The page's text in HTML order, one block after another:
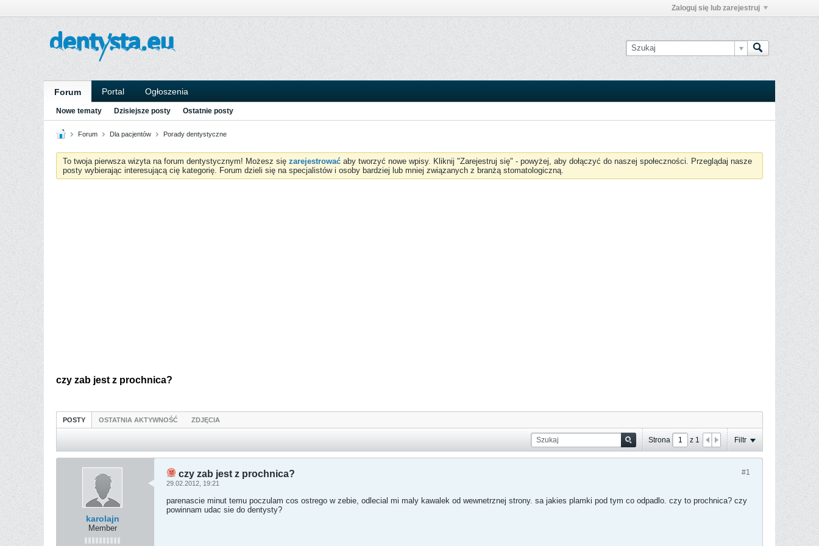
Zaloguj się lub zarejestruj
Forum Portal Ogłoszenia
Nowe tematy Dzisiejsze posty Ostatnie posty
Forum Dla pacjentów Porady dentystyczne
To twoja pierwsza wizyta na forum dentystycznym! Możesz się zarejestrować aby tworzyć nowe wpisy. Kliknij "Zarejestruj się" - powyżej, aby dołączyć do naszej społeczności. Przeglądaj nasze
posty wybierając interesującą cię kategorię. Forum dzieli się na specjalistów i osoby bardziej lub mniej związanych z branżą stomatologiczną.
czy zab jest z prochnica?
POSTY OSTATNIA AKTYWNOŚĆ ZDJĘCIA
Strona z 1 Filtr
karolajn
Member
#1
czy zab jest z prochnica?
29.02.2012, 19:21
parenascie minut temu poczulam cos ostrego w zebie, odlecial mi maly kawalek od wewnetrznej strony. sa jakies plamki pod tym co odpadlo. czy to prochnica? czy
powinnam udac sie do dentysty?